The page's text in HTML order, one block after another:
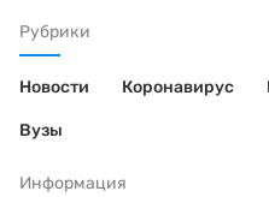
Рубрики
Новости Коронавирус
Вузы
Информация